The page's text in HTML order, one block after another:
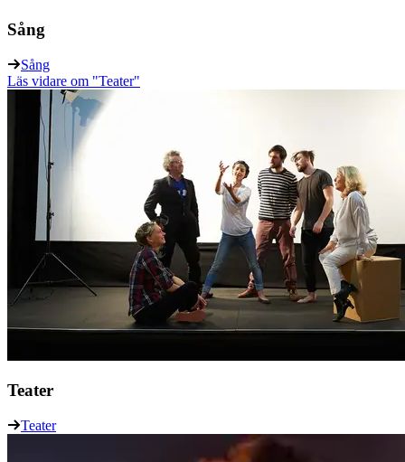
Sång
Sång
Läs vidare om "Teater"
Teater
Teater